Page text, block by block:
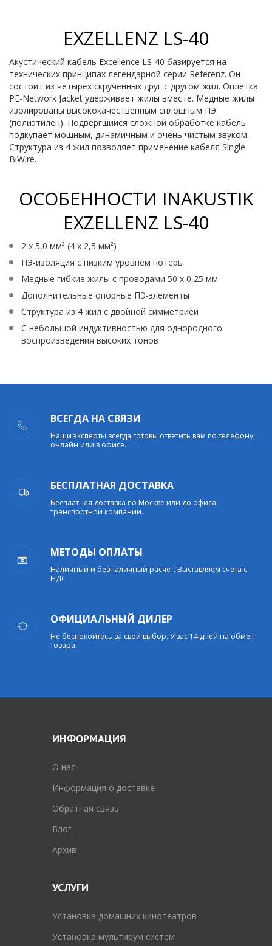
EXZELLENZ LS-40
Акустический кабель Excellence LS-40 базируется на
технических принципах легендарной серии Referenz. Он
состоит из четырех скрученных друг с другом жил. Оплетка
PE-Network Jacket удерживает жилы вместе. Медные жилы
изолированы высококачественным сплошным ПЭ
(полиэтилен). Подвергшийся сложной обработке кабель
подкупает мощным, динамичным и очень чистым звуком.
Структура из 4 жил позволяет применение кабеля Single-
BiWire.
ОСОБЕННОСТИ INAKUSTIK
EXZELLENZ LS-40
2 x 5,0 мм² (4 x 2,5 мм²)
ПЭ-изоляция с низким уровнем потерь
Медные гибкие жилы с проводами 50 x 0,25 мм
Дополнительные опорные ПЭ-элементы
Структура из 4 жил с двойной симметрией
С небольшой индуктивностью для однородного
воспроизведения высоких тонов
ВСЕГДА НА СВЯЗИ
Наши эксперты всегда готовы ответить вам по телефону,
онлайн или в офисе.
БЕСПЛАТНАЯ ДОСТАВКА
Бесплатная доставка по Москве или до офиса
транспортной компании.
МЕТОДЫ ОПЛАТЫ
Наличный и безналичный расчет. Выставляем счета с
НДС.
ОФИЦИАЛЬНЫЙ ДИЛЕР
Не беспокойтесь за свой выбор. У вас 14 дней на обмен
товара.
ИНФОРМАЦИЯ
O нас
Информация о доставке
Обратная связь
Блог
Архив
УСЛУГИ
Установка домашних кинотеатров
Установка мультирум систем